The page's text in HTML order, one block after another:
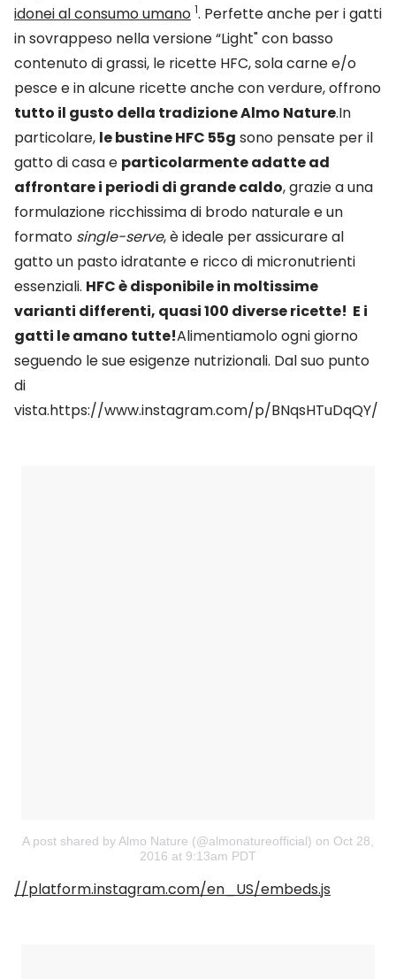
idonei al consumo umano 1. Perfette anche per i gatti
in sovrappeso nella versione “Light" con basso
contenuto di grassi, le ricette HFC, sola carne e/o
pesce e in alcune ricette anche con verdure, offrono
tutto il gusto della tradizione Almo Nature.In
particolare, le bustine HFC 55g sono pensate per il
gatto di casa e particolarmente adatte ad
affrontare i periodi di grande caldo, grazie a una
formulazione ricchissima di brodo naturale e un
formato single-serve, è ideale per assicurare al
gatto un pasto idratante e ricco di micronutrienti
essenziali. HFC è disponibile in moltissime
varianti differenti, quasi 100 diverse ricette! E i
gatti le amano tutte!Alimentiamolo ogni giorno
seguendo le sue esigenze nutrizionali. Dal suo punto
di
vista.https://www.instagram.com/p/BNqsHTuDqQY/
A post shared by Almo Nature (@almonatureofficial) on Oct 28,
2016 at 9:13am PDT
//platform.instagram.com/en_US/embeds.js